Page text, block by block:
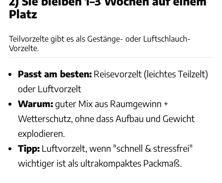
Platz
Teilvorzelte gibt es als Gestänge- oder Luftschlauch-
Vorzelte.
Passt am besten: Reisevorzelt (leichtes Teilzelt)
oder Luftvorzelt
Warum:guter Mix aus Raumgewinn +
Wetterschutz, ohne dass Aufbau und Gewicht
explodieren.
Tipp: Luftvorzelt, wenn "schnell & stressfrei"
wichtiger ist als ultrakompaktes Packmaß.